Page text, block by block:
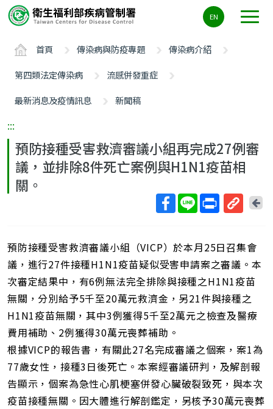
要
ALT+C
EN
首頁 傳染病與防疫專題
傳染病介紹
第四類法定傳染病
流感併發重症
最新消息及疫情訊息
新聞稿
:::
預防接種受害救濟審議小組再完成27例審
議，並排除8件死亡案例與H1N1疫苗相
關。
短
網
址
回
預防接種受害救濟審議小組（VICP）於本月25日召集會
議，進行27件接種H1N1疫苗疑似受害申請案之審議。本
次審定結果中，有6例無法完全排除與接種之H1N1疫苗
無關，分別給予5千至20萬元救濟金，另21件與接種之
H1N1疫苗無關，其中3例獲得5千至2萬元之檢查及醫療
費用補助、2例獲得30萬元喪葬補助。
根據VICP的報告書，有關此27名完成審議之個案，案1為
77歲女性，接種3日後死亡。本案經審議研判，及解剖報
告顯示，個案為急性心肌梗塞併發心臟破裂致死，與本次
疫苗接種無關。因大體進行解剖鑑定，另核予30萬元喪葬